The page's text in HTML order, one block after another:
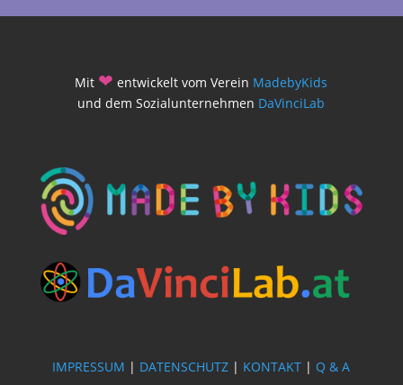
Mit ❤ entwickelt vom Verein MadebyKids
und dem Sozialunternehmen DaVinciLab
IMPRESSUM | DATENSCHUTZ | KONTAKT | Q & A